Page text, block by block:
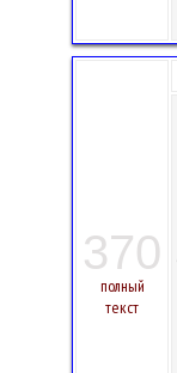
370
полный
текст